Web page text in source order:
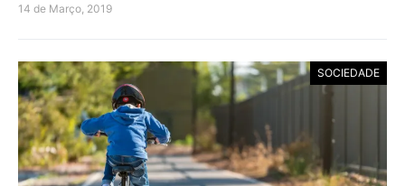
14 de Março, 2019
SOCIEDADE